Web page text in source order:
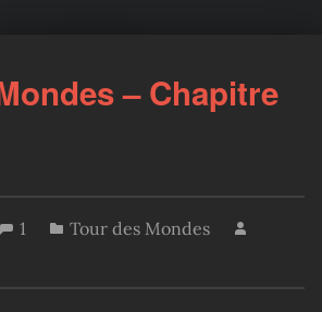
– Chapitre
1
Tour des Mondes